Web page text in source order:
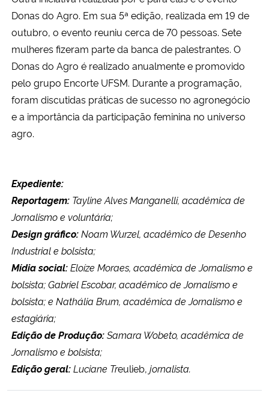
Donas do Agro. Em sua 5ª edição, realizada em 19 de
outubro, o evento reuniu cerca de 70 pessoas. Sete
mulheres fizeram parte da banca de palestrantes. O
Donas do Agro é realizado anualmente e promovido
pelo grupo Encorte UFSM. Durante a programação,
foram discutidas práticas de sucesso no agronegócio
e a importância da participação feminina no universo
agro.
Expediente:
Reportagem: Tayline Alves Manganelli, acadêmica de
Jornalismo e voluntária;
Design gráfico:Noam Wurzel, acadêmico de Desenho
Industrial e bolsista;
Mídia social:Eloíze Moraes, acadêmica de Jornalismo e
bolsista; Gabriel Escobar, acadêmico de Jornalismo e
bolsista; e Nathália Brum, acadêmica de Jornalismo e
estagiária;
Edição de Produção:Samara Wobeto, acadêmica de
Jornalismo e bolsista;
Edição geral:Luciane Treulieb, jornalista.